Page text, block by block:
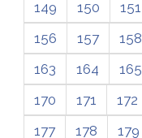
149
150 151
156
157 158
163
164 165
170
171 172
177
178 179